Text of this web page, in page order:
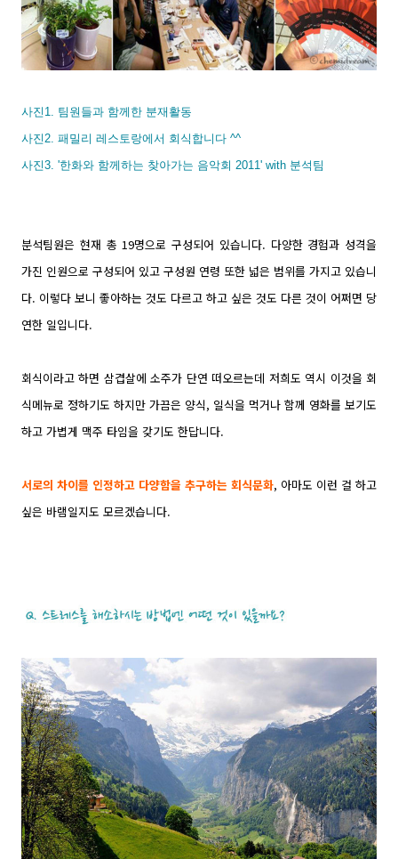
사진1. 팀원들과 함께한 분재활동
사진2. 패밀리 레스토랑에서 회식합니다 ^^
사진3. '한화와 함께하는 찾아가는 음악회 2011' with 분석팀
분석팀원은 현재 총 19명으로 구성되어 있습니다. 다양한 경험과 성격을
가진 인원으로 구성되어 있고 구성원 연령 또한 넓은 범위를 가지고 있습니
다. 이렇다 보니 좋아하는 것도 다르고 하고 싶은 것도 다른 것이 어쩌면 당
연한 일입니다.
회식이라고 하면 삼겹살에 소주가 단연 떠오르는데 저희도 역시 이것을 회
식메뉴로 정하기도 하지만 가끔은 양식, 일식을 먹거나 함께 영화를 보기도
하고 가볍게 맥주 타임을 갖기도 한답니다.
서로의 차이를 인정하고 다양함을 추구하는 회식문화, 아마도 이런 걸 하고
싶은 바램일지도 모르겠습니다.